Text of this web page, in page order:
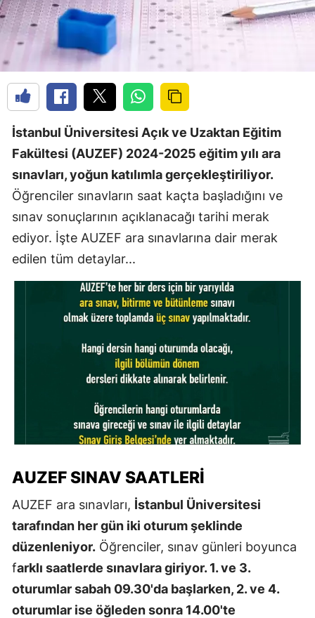
İstanbul Üniversitesi Açık ve Uzaktan Eğitim
Fakültesi (AUZEF) 2024-2025 eğitim yılı ara
sınavları, yoğun katılımla gerçekleştiriliyor.
Öğrenciler sınavların saat kaçta başladığını ve
sınav sonuçlarının açıklanacağı tarihi merak
ediyor. İşte AUZEF ara sınavlarına dair merak
edilen tüm detaylar...
AUZEF SINAV SAATLERI
AUZEF ara sınavları, İstanbul Üniversitesi
tarafından her gün iki oturum şeklinde
düzenleniyor. Öğrenciler, sınav günleri boyunca
farklı saatlerde sınavlara giriyor. 1. ve 3.
oturumlar sabah 09.30'da başlarken, 2. ve 4.
oturumlar ise öğleden sonra 14.00'te